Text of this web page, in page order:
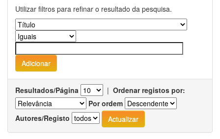
Utilizar filtros para refinar o resultado da pesquisa.
Resultados/Página | Ordenar registos por:
Por ordem
Autores/Registo